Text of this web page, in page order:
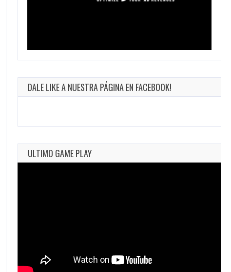
DALE LIKE A NUESTRA PÁGINA EN FACEBOOK!
ULTIMO GAME PLAY